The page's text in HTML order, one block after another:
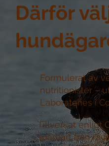
Därför
Formulerat av
nutritionister –
Laboratories i
Tillverkat enligt
spårbart från